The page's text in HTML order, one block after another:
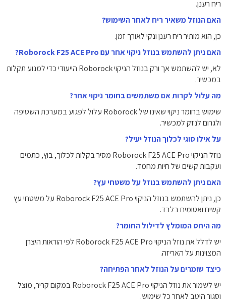
ריח רענן.
האם הנוזל משאיר ריח לאחר השימוש?
כן, הוא מותיר ריח רענן ונקי לאורך זמן.
האם ניתן להשתמש בנוזל ניקוי אחר עם Roborock F25 ACE Pro?
לא, יש להשתמש אך ורק בנוזל הניקוי Roborock הייעודי כדי למנוע תקלות
במכשיר.
מה עלול לקרות אם משתמשים בחומר ניקוי אחר?
שימוש בחומר ניקוי שאינו של Roborock עלול לפגוע במערכת השטיפה
ולגרום לנזק למכשיר.
על אילו סוגי לכלוך הנוזל יעיל?
נוזל הניקוי Roborock F25 ACE Pro מסיר בקלות לכלוך, בוץ, כתמים
ועקבות קשים של חיות מחמד.
האם ניתן להשתמש בנוזל על משטחי עץ?
כן, ניתן להשתמש בנוזל הניקוי Roborock F25 ACE Pro על משטחי עץ
קשים ואטומים בלבד.
מה היחס המומלץ לדילול החומר?
יש לדלל את נוזל הניקוי Roborock F25 ACE Pro לפי הוראות היצרן
המצוינות על האריזה.
כיצד שומרים על הנוזל לאחר הפתיחה?
יש לשמור את נוזל הניקוי Roborock F25 ACE Pro במקום קריר, מוצל
וסגור היטב לאחר כל שימוש.